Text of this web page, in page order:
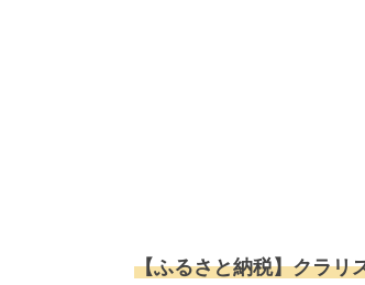
【ふるさと納税】クラ